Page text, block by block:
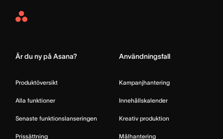
Asana
Är du ny på Asana?
Produktöversikt
Alla funktioner
Senaste funktionslanseringen
Prissättning
Användningsfall
Kampanjhantering
Innehållskalender
Kreativ produktion
Målhantering